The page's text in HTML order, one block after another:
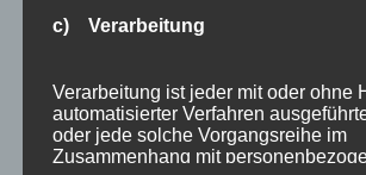
Oberstdorf
Traveller Review Award
Urlaub
Veranstaltungstipp
c) Verarbeitung
Verarbeitung ist jeder mit oder ohne
automatisierter Verfahren
oder jede solche Vorgangsreihe im
Zusammenhang mit